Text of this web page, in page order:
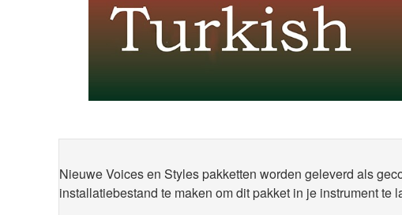
Nieuwe Voices en Styles pakketten worden geleverd als
installatiebestand te maken om dit pakket in je instrument te